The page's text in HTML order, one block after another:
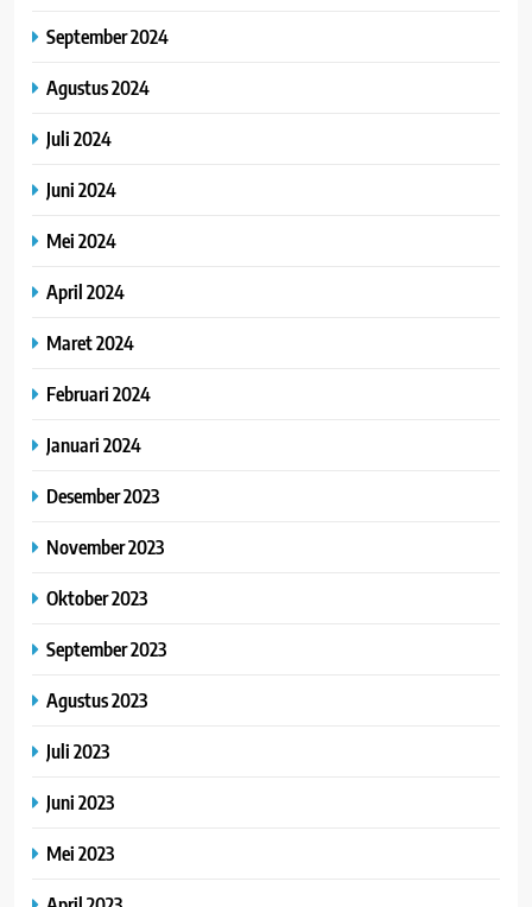
September 2024
Agustus 2024
Juli 2024
Juni 2024
Mei 2024
April 2024
Maret 2024
Februari 2024
Januari 2024
Desember 2023
November 2023
Oktober 2023
September 2023
Agustus 2023
Juli 2023
Juni 2023
Mei 2023